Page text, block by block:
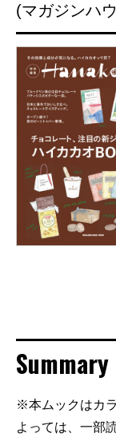
(マガジンハ
Summary
※本ムックはカ
よっては、一部